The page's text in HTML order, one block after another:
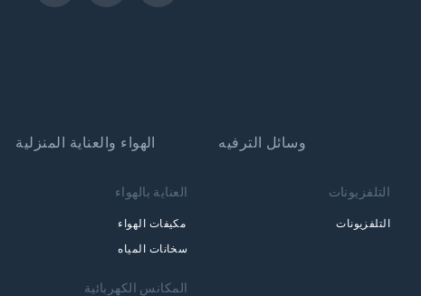
وسائل الترفيه
التلفزيونات
التلفزيونات
الهواء والعناية المنزلية
العناية بالهواء
مكيفات الهواء
سخانات المياه
المكانس الكهربائية